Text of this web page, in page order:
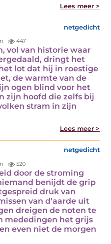
Lees meer >
netgedicht
447
vol van historie waar
dringt het
lot dat hij in roestige
de warmte van de
ogen blind voor het
zijn hoofd die zelfs bij
stram in zijn
Lees meer >
netgedicht
520
door de stroming
benijdt de grip
druk van
van d'aarde uit
dreigen de noten te
mededingen het grijs
even niet de morgen